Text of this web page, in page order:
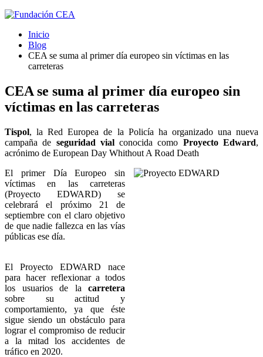
Inicio
Blog
CEA se suma al primer día europeo sin víctimas en las
carreteras
CEA se suma al primer día europeo sin
víctimas en las carreteras
Tispol, la Red Europea de la Policía ha organizado una nueva
campaña de seguridad vialconocida como Proyecto Edward,
acrónimo de European Day Whithout A Road Death
El primer Día Europeo sin
víctimas en las carreteras
(Proyecto EDWARD) se
celebrará el próximo 21 de
septiembre con el claro objetivo
de que nadie fallezca en las vías
públicas ese día.
El Proyecto EDWARD nace
para hacer reflexionar a todos
los usuarios de la carretera
sobre su actitud y
comportamiento, ya que éste
sigue siendo un obstáculo para
lograr el compromiso de reducir
a la mitad los accidentes de
tráfico en 2020.